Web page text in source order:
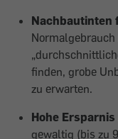
Nachbautinten
finden, grobe
zu erwarten.
Hohe Ersparnis
gewaltig (bis zu